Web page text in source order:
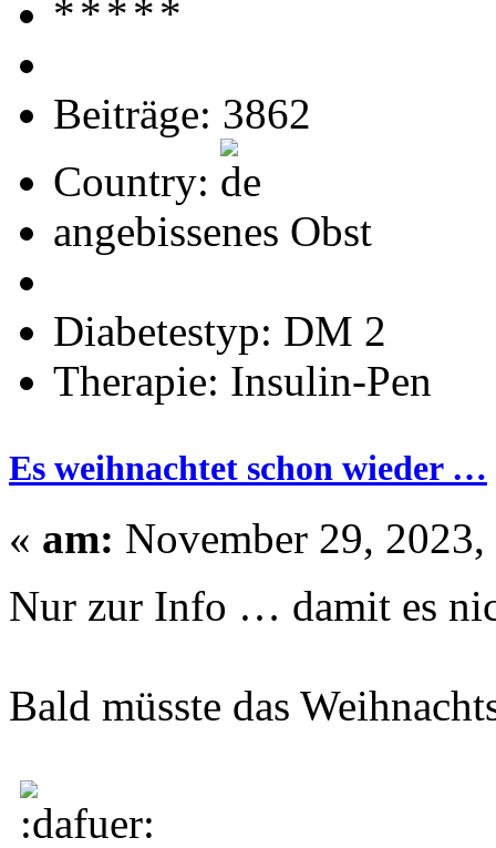
Beiträge: 3862
Country:
angebissenes Obst
Diabetestyp: DM 2
Therapie: Insulin-Pen
Es weihnachtet schon wieder …
« am: November 29,
Nur zur Info … damit es
Bald müsste das